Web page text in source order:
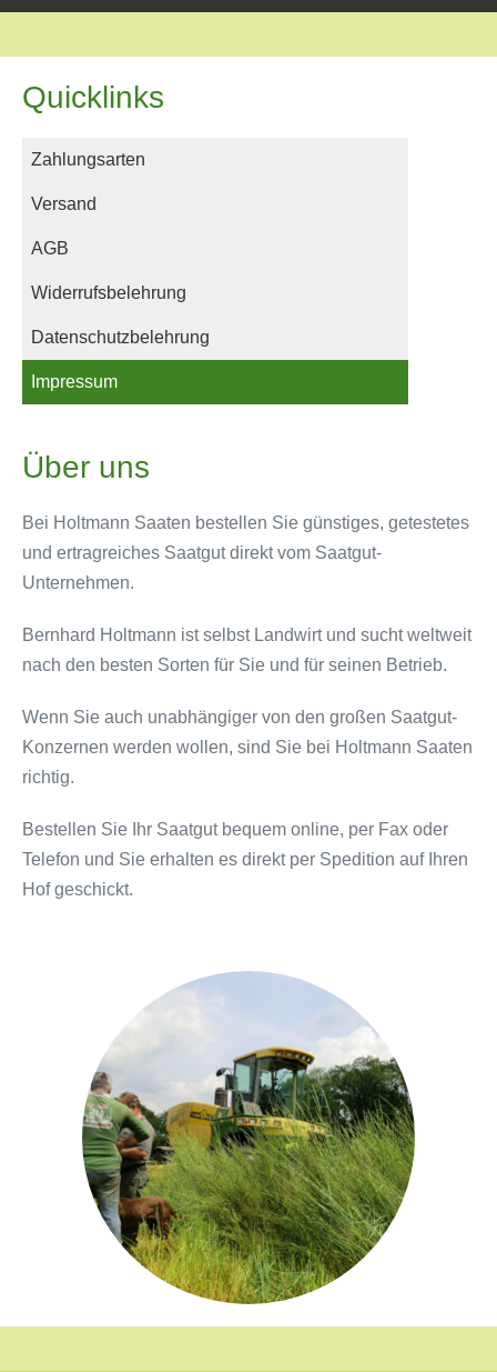
Quicklinks
Zahlungsarten
Versand
AGB
Widerrufsbelehrung
Datenschutzbelehrung
Impressum
Über uns
Bei Holtmann Saaten bestellen Sie günstiges, getestetes
und ertragreiches Saatgut direkt vom Saatgut-
Unternehmen.
Bernhard Holtmann ist selbst Landwirt und sucht weltweit
nach den besten Sorten für Sie und für seinen Betrieb.
Wenn Sie auch unabhängiger von den großen Saatgut-
Konzernen werden wollen, sind Sie bei Holtmann Saaten
richtig.
Bestellen Sie Ihr Saatgut bequem online, per Fax oder
Telefon und Sie erhalten es direkt per Spedition auf Ihren
Hof geschickt.